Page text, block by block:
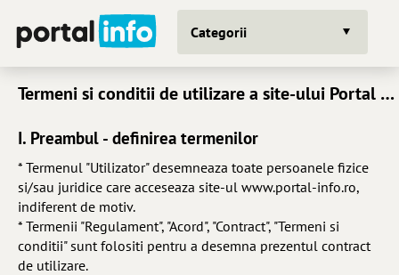
Categorii
Termeni si conditii de utilizare a site-ului Portal Info
I. Preambul - definirea termenilor
* Termenul "Utilizator" desemneaza toate persoanele fizice
si/sau juridice care acceseaza site-ul www.portal-info.ro,
indiferent de motiv.
* Termenii "Regulament", "Acord", "Contract", "Termeni si
conditii" sunt folositi pentru a desemna prezentul contract
de utilizare.